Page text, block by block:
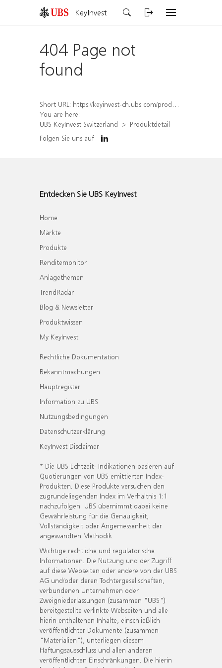
KeyInvest
404 Page not
found
Short URL: https://keyinvest-ch.ubs.com/produkt/detail/index/isin/CH1577993293
You are here:
UBS KeyInvest Switzerland
Produktdetail
Folgen Sie uns auf
Entdecken Sie UBS KeyInvest
Home
Märkte
Produkte
Renditemonitor
Anlagethemen
TrendRadar
Blog & Newsletter
Produktwissen
My KeyInvest
Rechtliche Dokumentation
Bekanntmachungen
Hauptregister
Information zu UBS
Nutzungsbedingungen
Datenschutzerklärung
KeyInvest Disclaimer
* Die UBS Echtzeit- Indikationen basieren auf
Quotierungen von UBS emittierten Index-
Produkten. Diese Produkte versuchen den
zugrundeliegenden Index im Verhältnis 1:1
nachzufolgen. UBS übernimmt dabei keine
Gewährleistung für die Genauigkeit,
Vollständigkeit oder Angemessenheit der
angewandten Methodik.
Wichtige rechtliche und regulatorische
Informationen. Die Nutzung und der Zugriff
auf diese Webseiten oder andere von der UBS
AG und/oder deren Tochtergesellschaften,
verbundenen Unternehmen oder
Zweigniederlassungen (zusammen "UBS")
bereitgestellte verlinkte Webseiten und alle
hierin enthaltenen Inhalte, einschließlich
veröffentlichter Dokumente (zusammen
"Materialien"), unterliegen diesem
Haftungsausschluss und allen anderen
veröffentlichten Einschränkungen. Die hierin